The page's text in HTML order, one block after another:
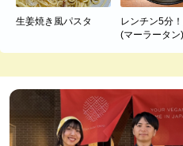
生姜焼き風パスタ
レンチン5分
(マーラータン)